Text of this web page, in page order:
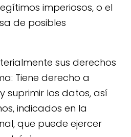
imperiosos, o el
de posibles
sus derechos
Tiene derecho a
suprimir los datos, así
indicados en la
que puede ejercer